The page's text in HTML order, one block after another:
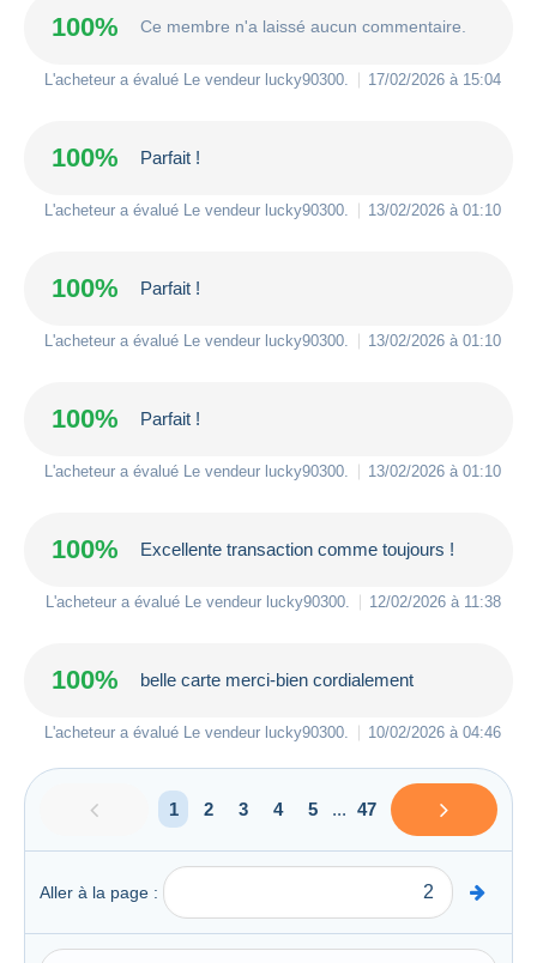
100% Ce membre n'a laissé aucun commentaire.
L'acheteur a évalué Le vendeur lucky90300 17/02/2026 à 15:04
100% Parfait !
L'acheteur a évalué Le vendeur lucky90300 13/02/2026 à 01:10
100% Parfait !
L'acheteur a évalué Le vendeur lucky90300 13/02/2026 à 01:10
100% Parfait !
L'acheteur a évalué Le vendeur lucky90300 13/02/2026 à 01:10
100% Excellente transaction comme toujours !
L'acheteur a évalué Le vendeur lucky90300 12/02/2026 à 11:38
100% belle carte merci-bien cordialement
L'acheteur a évalué Le vendeur lucky90300 10/02/2026 à 04:46
1 2 3 4 5 ... 47
Aller à la page :